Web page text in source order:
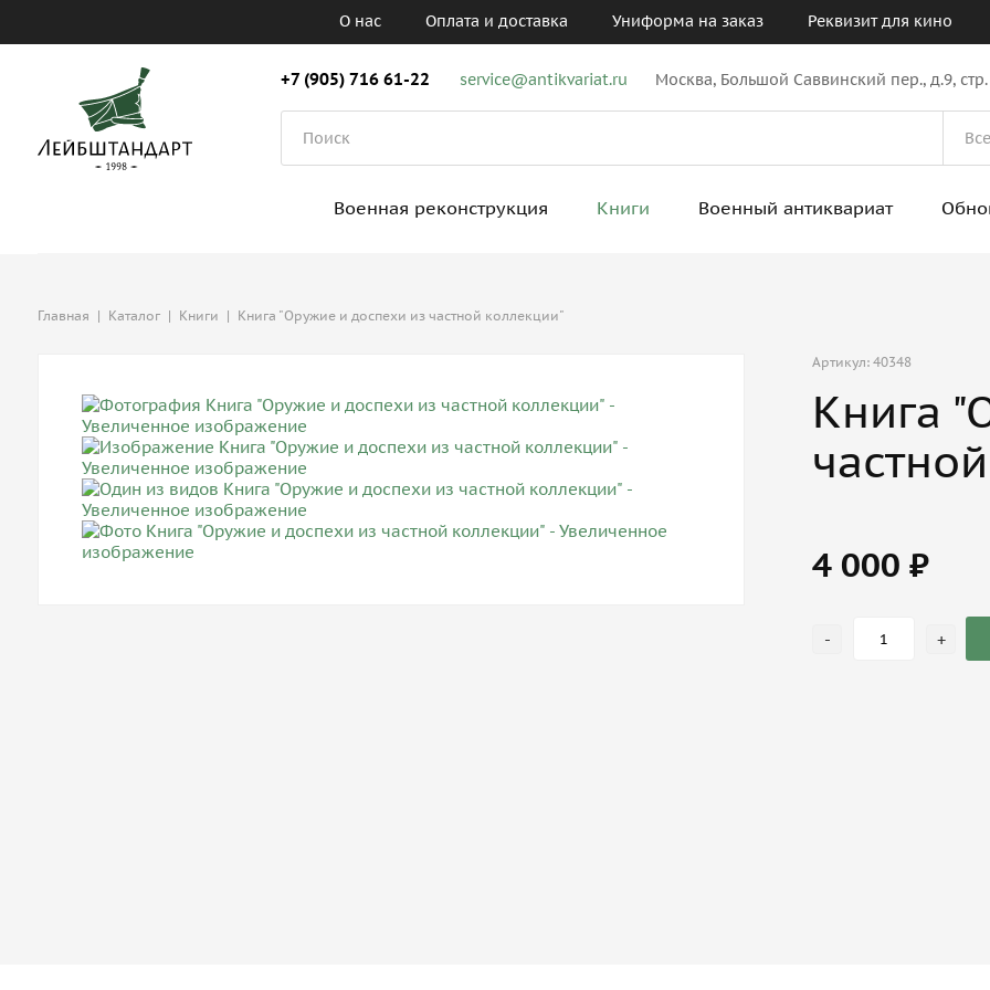
О нас Оплата и доставка Униформа на заказ Реквизит для кино
+7 (905) 716 61-22 service@antikvariat.ru Москва, Большой Саввинский пер., д.9,
Военная реконструкция Книги Военный антиквариат
Главная | Каталог | Книги | Книга "Оружие и доспехи из частной коллекции"
Артикул: 40348
Книга
4 000 ₽
- +